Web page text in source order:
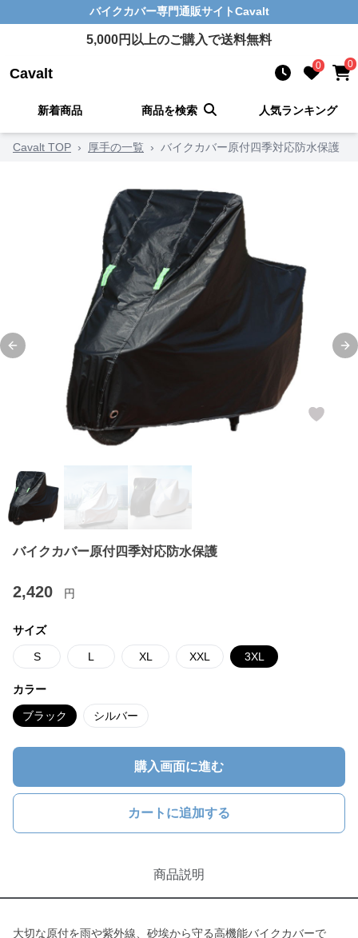
バイクカバー専門通販サイトCavalt
5,000円以上のご購入で送料無料
Cavalt 0 0
新着商品 商品を検索 人気ランキング
Cavalt TOP › 厚手の一覧 › バイクカバー原付四季対応防水保護
Previous slide
バイクカバー原付四季対応防水保護
2,420 円
サイズ
S L XL XXL 3XL
カラー
ブラック シルバー
購入画面に進む
カートに追加する
商品説明
大切な原付を雨や紫外線、砂埃から守る高機能バイクカバーで